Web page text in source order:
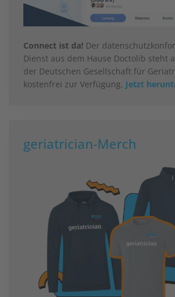
Connect ist da! Der
Dienst aus dem Hause Doctolib steht
der Deutschen Gesellschaft für
kostenfrei zur Verfügung. Jetzt
geriatrician-Merch